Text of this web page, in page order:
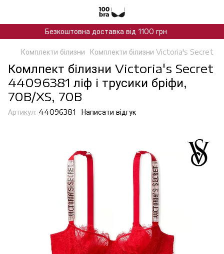
Безкоштовна доставка від 1100 грн
Комплекти білизни Комплекти білизни Victoria's Secret
Комлпект білизни Victoria's Secret
44096381 ліф і трусики бріфи,
70B/XS, 70B
Артикул: 44096381 Написати відгук